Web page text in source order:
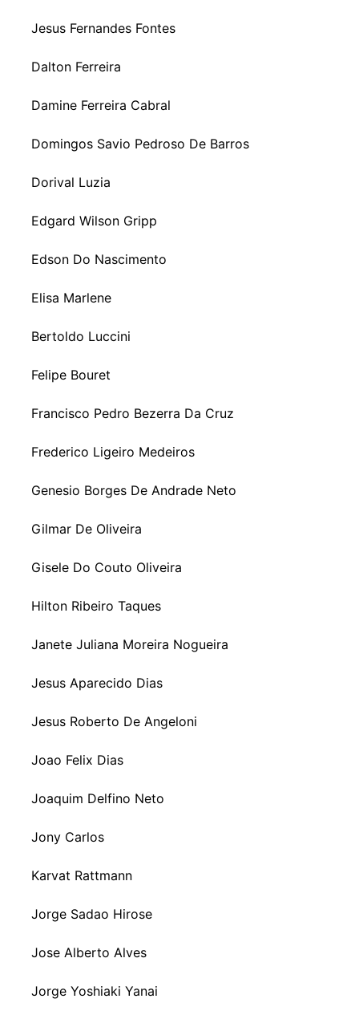
Jesus Fernandes Fontes
Dalton Ferreira
Damine Ferreira Cabral
Domingos Savio Pedroso De Barros
Dorival Luzia
Edgard Wilson Gripp
Edson Do Nascimento
Elisa Marlene
Bertoldo Luccini
Felipe Bouret
Francisco Pedro Bezerra Da Cruz
Frederico Ligeiro Medeiros
Genesio Borges De Andrade Neto
Gilmar De Oliveira
Gisele Do Couto Oliveira
Hilton Ribeiro Taques
Janete Juliana Moreira Nogueira
Jesus Aparecido Dias
Jesus Roberto De Angeloni
Joao Felix Dias
Joaquim Delfino Neto
Jony Carlos
Karvat Rattmann
Jorge Sadao Hirose
Jose Alberto Alves
Jorge Yoshiaki Yanai